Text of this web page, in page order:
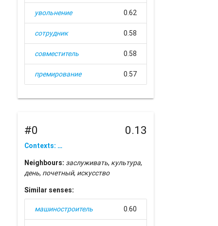
увольнение 0.62
сотрудник 0.58
совместитель 0.58
премирование 0.57
#0 0.13
Contexts: …
Neighbours: заслуживать, культура,
день, почетный, искусство
Similar senses:
машиностроитель 0.60